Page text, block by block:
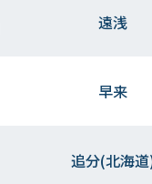
遠浅
早来
追分(北海